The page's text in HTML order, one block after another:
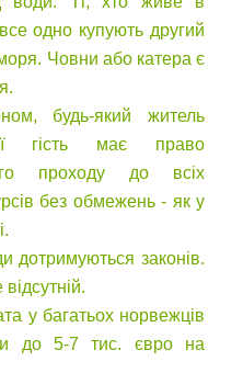
одно купують другий
Човни або катера є
будь-який житель
гість має право
проходу до всіх
без обмежень - як у
дотримуються законів.
у багатьох норвежців
до 5-7 тис. євро на